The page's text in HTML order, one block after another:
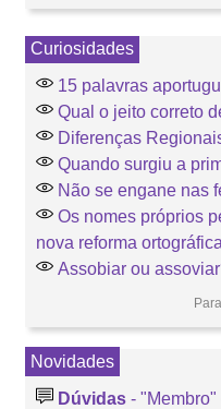
Curiosidades
15 palavras
Qual o jeito correto
Diferenças
Quando surgiu a
Não se engane nas
Os nomes próprios
nova reforma
Assobiar ou
Novidades
Dúvidas -